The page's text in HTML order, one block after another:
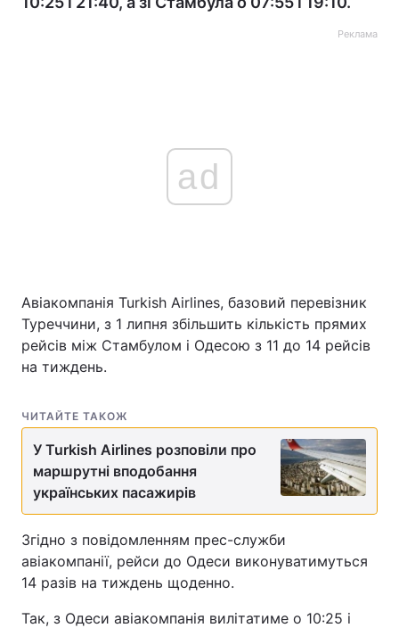
Реклама
ad
Авіакомпанія Turkish Airlines, базовий перевізник
Туреччини, з 1 липня збільшить кількість прямих
рейсів між Стамбулом і Одесою з 11 до 14 рейсів
на тиждень.
ЧИТАЙТЕ ТАКОЖ
У Turkish Airlines розповіли про
маршрутні вподобання
українських пасажирів
Згідно з повідомленням прес-служби
авіакомпанії, рейси до Одеси виконуватимуться
14 разів на тиждень щоденно.
Так, з Одеси авіакомпанія вилітатиме о 10:25 і